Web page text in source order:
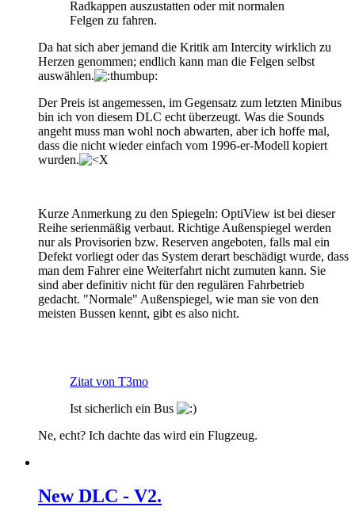
Radkappen auszustatten oder mit normalen
Felgen zu fahren.
Da hat sich aber jemand die Kritik am Intercity wirklich zu
Herzen genommen; endlich kann man die Felgen selbst
auswählen.
Der Preis ist angemessen, im Gegensatz zum letzten Minibus
bin ich von diesem DLC echt überzeugt. Was die Sounds
angeht muss man wohl noch abwarten, aber ich hoffe mal,
dass die nicht wieder einfach vom 1996-er-Modell kopiert
wurden.
Kurze Anmerkung zu den Spiegeln: OptiView ist bei dieser
Reihe serienmäßig verbaut. Richtige Außenspiegel werden
nur als Provisorien bzw. Reserven angeboten, falls mal ein
Defekt vorliegt oder das System derart beschädigt wurde, dass
man dem Fahrer eine Weiterfahrt nicht zumuten kann. Sie
sind aber definitiv nicht für den regulären Fahrbetrieb
gedacht. "Normale" Außenspiegel, wie man sie von den
meisten Bussen kennt, gibt es also nicht.
Zitat von T3mo
Ist sicherlich ein Bus
Ne, echt? Ich dachte das wird ein Flugzeug.
New DLС - V2.